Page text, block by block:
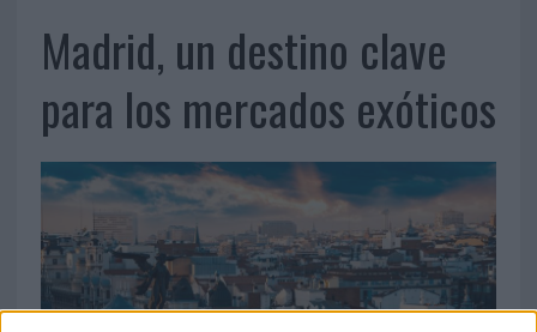
Madrid, un destino clave
para los mercados exóticos